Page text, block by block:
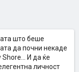
што беше
да почни некаде
Shore... И да ќе
личност